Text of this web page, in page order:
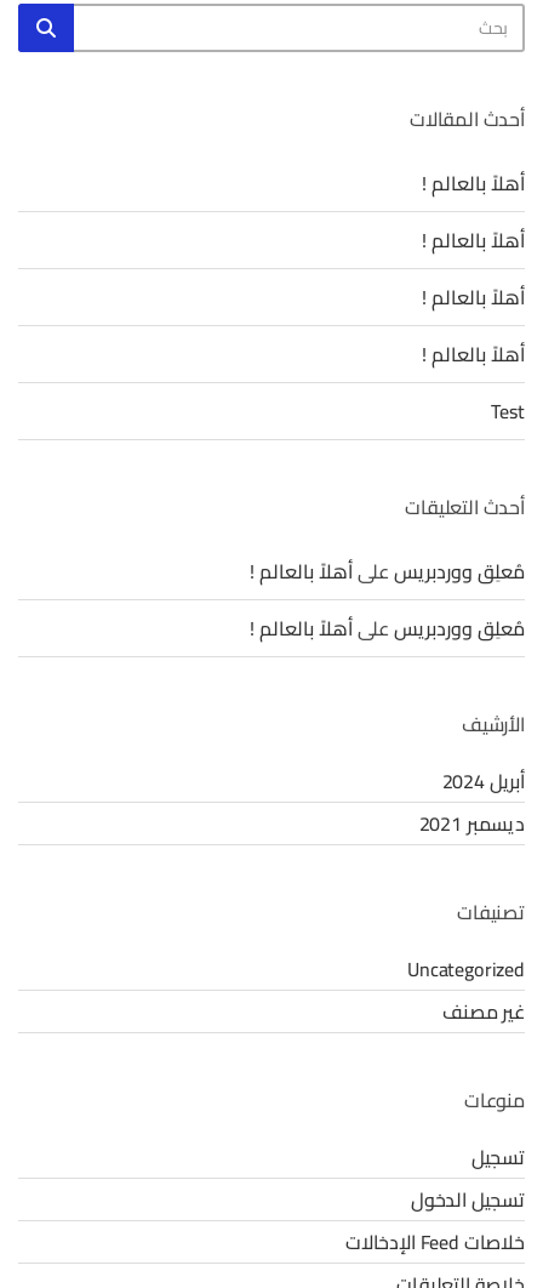
البحث
عن:
بحث
أحدث المقالات
أهلاً بالعالم !
أهلاً بالعالم !
أهلاً بالعالم !
أهلاً بالعالم !
Test
أحدث التعليقات
مُعلِق ووردبريسعلىأهلاً بالعالم !
مُعلِق ووردبريسعلىأهلاً بالعالم !
الأرشيف
أبريل 2024
ديسمبر 2021
تصنيفات
Uncategorized
غير مصنف
منوعات
تسجيل
تسجيل الدخول
خلاصات Feed الإدخالات